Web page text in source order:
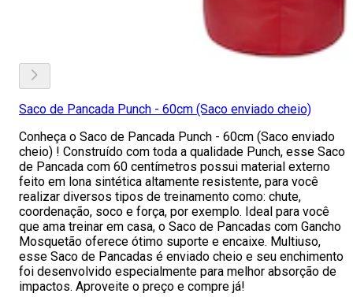
Saco de Pancada Punch - 60cm (Saco enviado cheio)
Conheça o Saco de Pancada Punch - 60cm (Saco enviado
cheio) ! Construído com toda a qualidade Punch, esse Saco
de Pancada com 60 centímetros possui material externo
feito em lona sintética altamente resistente, para você
realizar diversos tipos de treinamento como: chute,
coordenação, soco e força, por exemplo. Ideal para você
que ama treinar em casa, o Saco de Pancadas com Gancho
Mosquetão oferece ótimo suporte e encaixe. Multiuso,
esse Saco de Pancadas é enviado cheio e seu enchimento
foi desenvolvido especialmente para melhor absorção de
impactos. Aproveite o preço e compre já!